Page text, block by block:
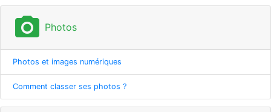
photo_camera Photos
Photos et images numériques
Comment classer ses photos ?